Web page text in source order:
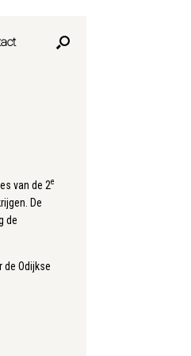
van de 2e
De
de
de Odijkse